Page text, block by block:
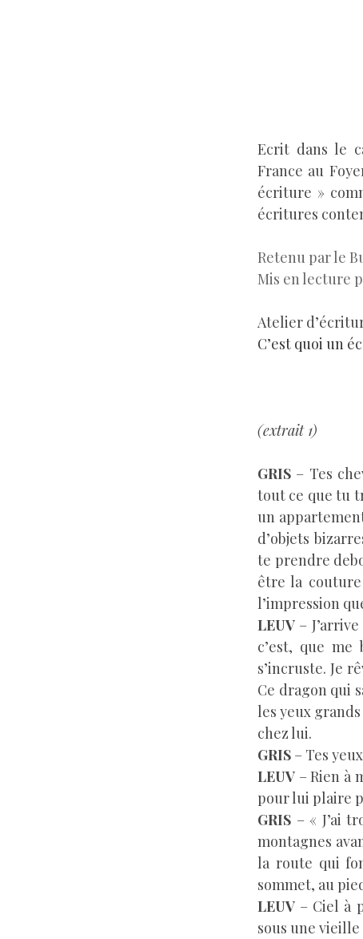
Ecrit dans le
France au
écriture »
écritures
Retenu par le
Mis en lecture
Atelier
C’est quoi un
(extrait 1)
GRIS – Tes
tout ce que tu
un
d’objets
te prendre
être la
l’impression
LEUV –
c’est, que
s’incruste. Je
Ce dragon qui
les yeux
chez lui.
GRIS – Tes
LEUV – Rien à
pour lui plaire
GRIS – « J’ai
montagnes
la route qui
sommet, au
LEUV – Ciel à
sous une vieille